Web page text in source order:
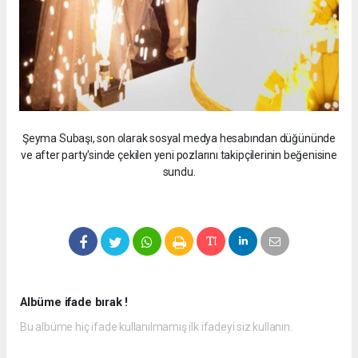
Şeyma Subaşı, son olarak sosyal medya hesabından düğününde
ve after party'sinde çekilen yeni pozlarını takipçilerinin beğenisine
sundu.
Albüme ifade bırak !
Bu albüme hiç ifade kullanılmamış ilk ifadeyi siz kullanın.